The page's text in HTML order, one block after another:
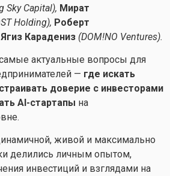
Sky Capital), Мират
Holding), Роберт
Ягиз Карадениз (DOM!NO Ventures).
актуальные вопросы для
— где искать
доверие с инвесторами
AI-стартапы на
живой и максимально
делились личным опытом,
инвестиций и взглядами на